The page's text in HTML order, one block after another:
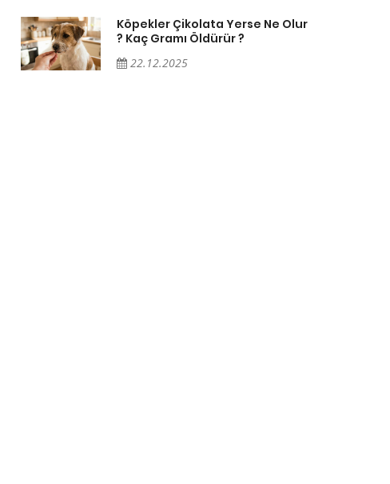
Köpekler Çikolata Yerse Ne Olur
? Kaç Gramı Öldürür ?
22.12.2025